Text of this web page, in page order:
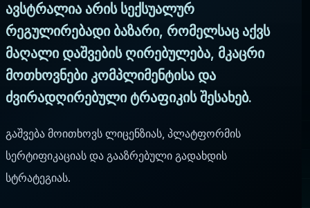
ავსტრალია არის სექსუალურ
რეგულირებადი ბაზარი, რომელსაც აქვს
მაღალი დაშვების ღირებულება, მკაცრი
მოთხოვნები კომპლიმენტისა და
ძვირადღირებული ტრაფიკის შესახებ.
გაშვება მოითხოვს ლიცენზიას, პლატფორმის
სერტიფიკაციას და გააზრებული გადახდის
სტრატეგიას.